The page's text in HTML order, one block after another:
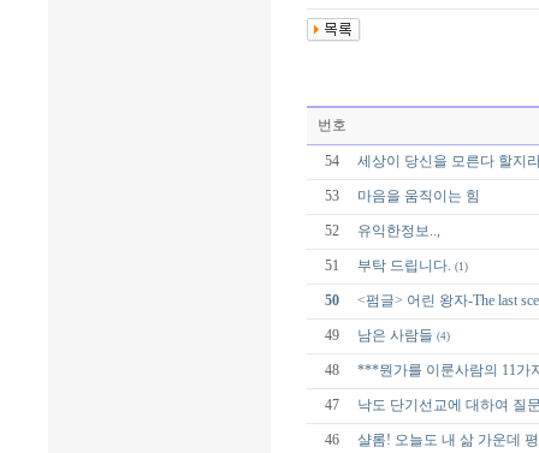
번호
54 세상이 당신을 모른다 할지
53 마음을 움직이는 힘
52 유익한정보..,
51 부탁 드립니다. (1)
50 <펌글> 어린 왕자-The last
49 남은 사람들 (4)
48 ***뭔가를 이룬사람의 11가
47 낙도 단기선교에 대하여 질
46 샬롬! 오늘도 내 삶 가운데